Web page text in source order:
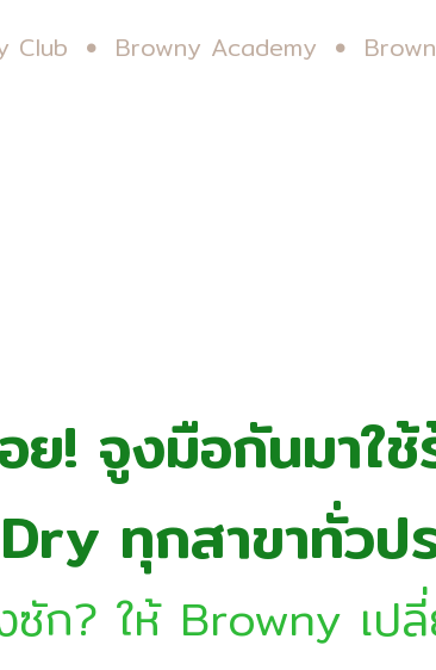
Club Browny Academy
ย! จูงมือกันมาใ
ทุกสาขาทั่วป
ซัก? ให้ Browny เป